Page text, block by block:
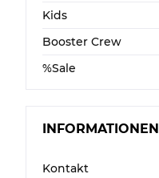
Kids
Booster Crew
%Sale
INFORMATIONEN
Kontakt